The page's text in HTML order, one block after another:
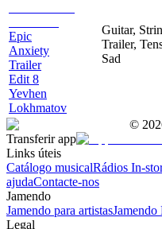
Epic
Anxiety
Trailer
Edit 8
Yevhen
Lokhmatov
Guitar,
Trailer,
Sad
©
Transferir app
Links úteis
Catálogo musicalRádios In-
ajudaContacte-nos
Jamendo
Jamendo para artistasJamendo
Legal